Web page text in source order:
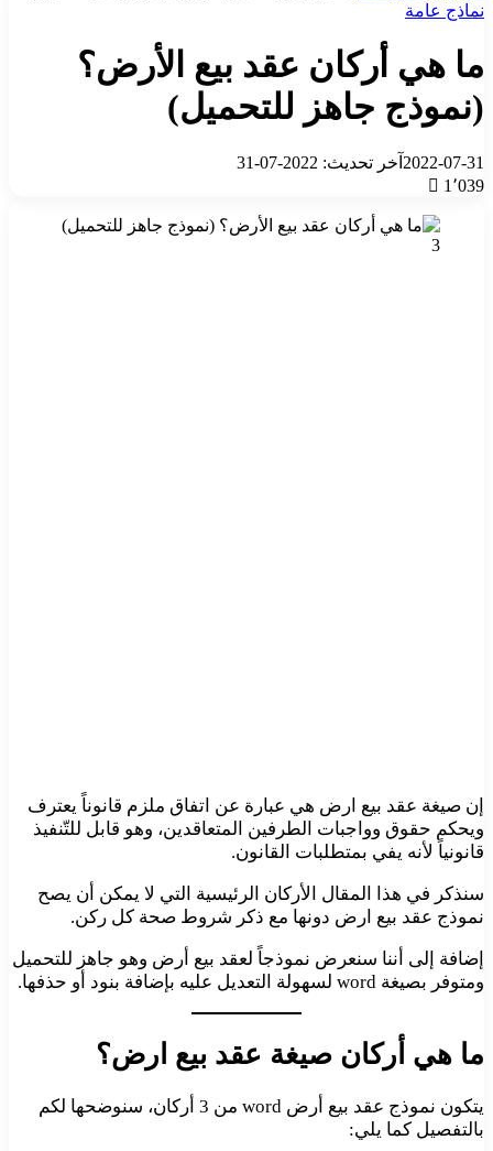
نماذج عامة
ما هي أركان عقد بيع الأرض؟
(نموذج جاهز للتحميل)
2022-07-31 آخر تحديث: 2022-07-31
1٬039
إن صيغة عقد بيع ارض هي عبارة عن اتفاق ملزم قانوناً يعترف
ويحكم حقوق وواجبات الطرفين المتعاقدين، وهو قابل للتّنفيذ
قانونياً لأنه يفي بمتطلبات القانون.
سنذكر في هذا المقال الأركان الرئيسية التي لا يمكن أن يصح
نموذج عقد بيع ارض دونها مع ذكر شروط صحة كل ركن.
إضافة إلى أننا سنعرض نموذجاً لعقد بيع أرض وهو جاهز للتحميل
ومتوفر بصيغة word لسهولة التعديل عليه بإضافة بنود أو حذفها.
ما هي أركان صيغة عقد بيع ارض؟
يتكون نموذج عقد بيع أرض word من 3 أركان، سنوضحها لكم
بالتفصيل كما يلي: